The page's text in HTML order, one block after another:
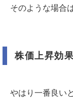
そのような場合
株価上昇効
やはり一番良い